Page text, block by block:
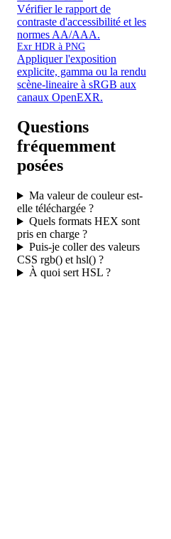
Vérifier le rapport de
contraste d'accessibilité et les
normes AA/AAA.
Exr HDR à PNG
Appliquer l'exposition
explicite, gamma ou la rendu
scène-lineaire à sRGB aux
canaux OpenEXR.
Questions
fréquemment
posées
Ma valeur de couleur est-
elle téléchargée ?
Quels formats HEX sont
pris en charge ?
Puis-je coller des valeurs
CSS rgb() et hsl() ?
À quoi sert HSL ?